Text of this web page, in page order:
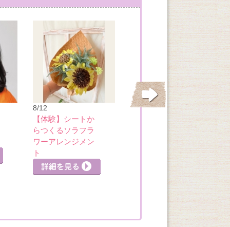
8/12
【体験】シートか
らつくるソラフラ
ワーアレンジメン
ト
8/17
大人のビーズアク
セサリー
詳細を見る
詳